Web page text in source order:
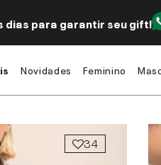
dias para garantir seu gift!
Novidades Feminino
34